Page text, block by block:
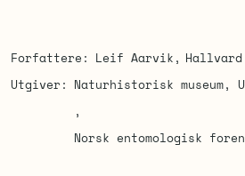
Forfattere Leif Aarvik
Utgiver
Naturhistorisk
Norsk entomologisk